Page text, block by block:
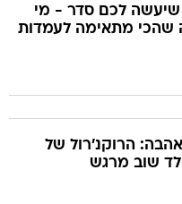
שיעשה לכם סדר - מי
שהכי מתאימה לעמדות
הרוקנ'רול של
שוב מרגש